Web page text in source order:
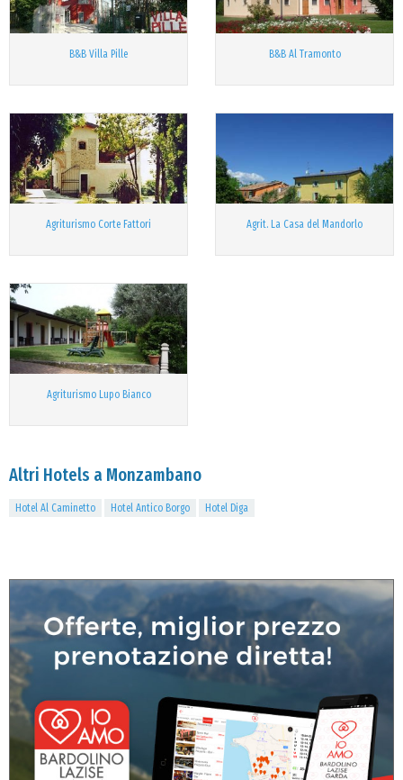
B&B Villa Pille B&B Al Tramonto
Agriturismo Corte Fattori Agrit. La Casa del Mandorlo
Agriturismo Lupo Bianco
Altri Hotels a Monzambano
Hotel Al Caminetto Hotel Antico Borgo Hotel Diga